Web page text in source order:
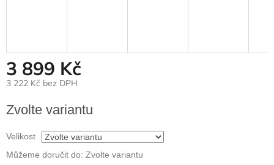
3 899 Kč
3 222 Kč bez DPH
cena:
Zvolte variantu
Velikost
Můžeme doručit do: Zvolte variantu